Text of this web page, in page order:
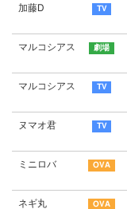
加藤D
マルコシアス
マルコシアス
ヌマオ君
ミニロバ
ネギ丸